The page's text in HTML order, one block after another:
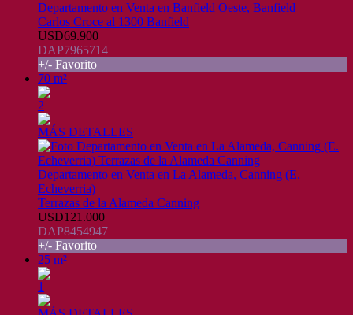
Departamento en Venta en Banfield Oeste, Banfield
Carlos Croce al 1300 Banfield
USD69.900
DAP7965714
+/- Favorito
70 m²
2
MÁS DETALLES
Departamento en Venta en La Alameda, Canning (E.
Echeverria)
Terrazas de la Alameda Canning
USD121.000
DAP8454947
+/- Favorito
25 m²
1